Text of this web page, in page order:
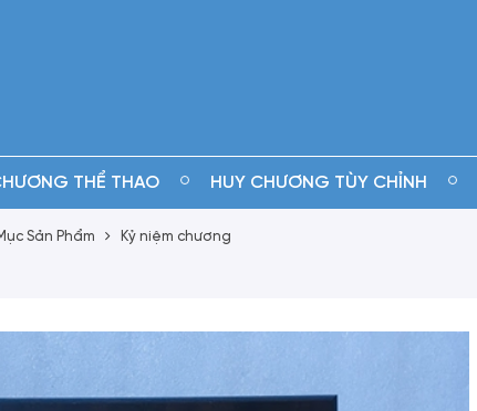
THỂ THAO HUY CHƯƠNG TÙY CHỈNH
Sản Phẩm Kỷ niệm chương